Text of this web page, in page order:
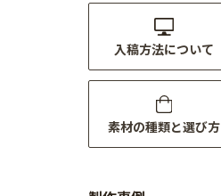
入稿方法について
素材の種類と選び方